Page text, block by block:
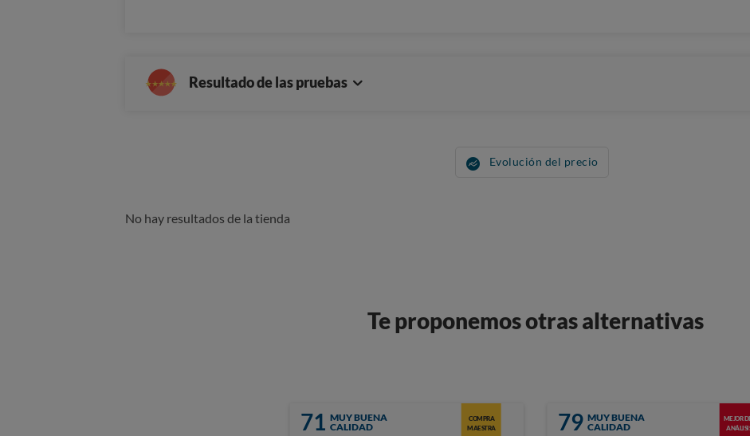
Resultado de las pruebas
Evolución del precio
No hay resultados de la tienda
Te proponemos otras alternativas
71 MUY BUENA
CALIDAD
COMPRA
MAESTRA
79 MUY BUENA
CALIDAD
MEJOR